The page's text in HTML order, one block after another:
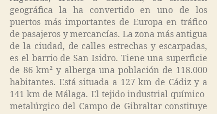
geográfica la ha convertido en uno de los
puertos más importantes de Europa en tráfico
de pasajeros y mercancías. La zona más antigua
de la ciudad, de calles estrechas y escarpadas,
es el barrio de San Isidro. Tiene una superficie
de 86 km² y alberga una población de 118.000
habitantes. Está situada a 127 km de Cádiz y a
141 km de Málaga. El tejido industrial químico-
metalúrgico del Campo de Gibraltar constituye